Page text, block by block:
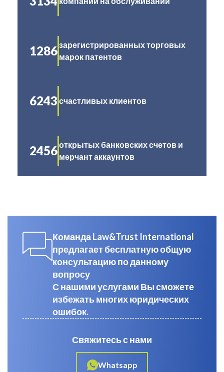
1286зарегистрированных торговых
марок патентов
6243 счастливых клиентов
2456открытых банковских счетов и
мерчант аккаунтов
Команда Law&Trust International
предлагает бесплатную общую
консультацию по данному
вопросу
С нашими услугами Вы сможете
избежать многих юридических
ошибок.
Свяжитесь с нами
Whatsapp